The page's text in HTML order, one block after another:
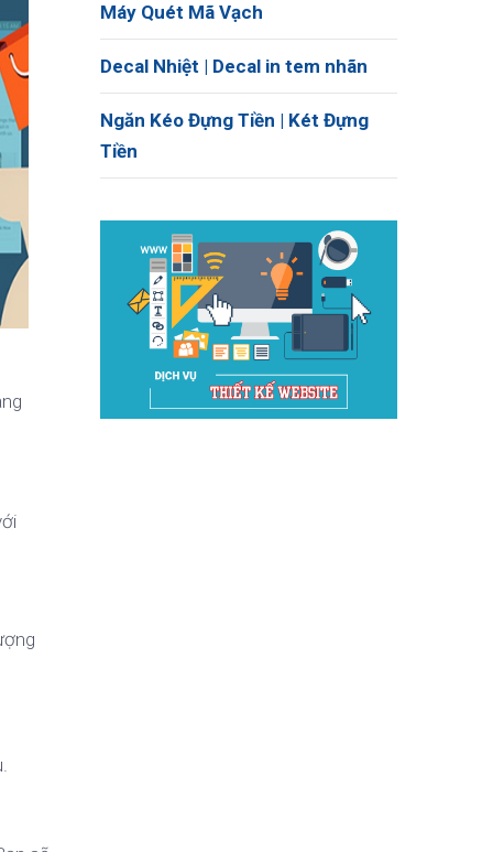
Máy Quét Mã Vạch
Decal Nhiệt | Decal in tem nhãn
Ngăn Kéo Đựng Tiền | Két Đựng
Tiền